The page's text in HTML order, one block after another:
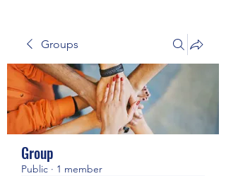
Groups
Group
Public · 1 member